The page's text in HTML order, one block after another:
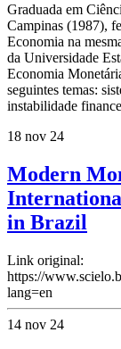
Graduada em
Campinas (1987),
Economia na
da Universidade
Economia
seguintes temas:
instabilidade
18 nov 24
Modern
in Brazil
Link original:
https://
lang=en
14 nov 24